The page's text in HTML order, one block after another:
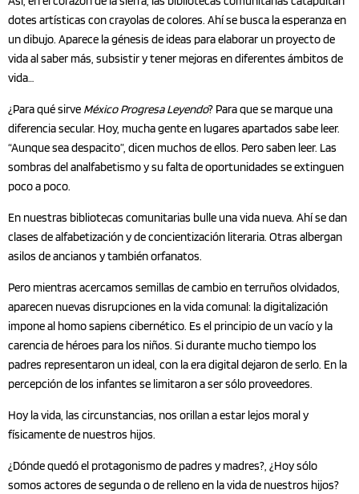
dotes artísticas con crayolas de colores. Ahí se busca la esperanza en
un dibujo. Aparece la génesis de ideas para elaborar un proyecto de
vida al saber más, subsistir y tener mejoras en diferentes ámbitos de
vida…
¿Para qué sirve México Progresa Leyendo? Para que se marque una
diferencia secular. Hoy, mucha gente en lugares apartados sabe leer.
“Aunque sea despacito”, dicen muchos de ellos. Pero saben leer. Las
sombras del analfabetismo y su falta de oportunidades se extinguen
poco a poco.
En nuestras bibliotecas comunitarias bulle una vida nueva. Ahí se dan
clases de alfabetización y de concientización literaria. Otras albergan
asilos de ancianos y también orfanatos.
Pero mientras acercamos semillas de cambio en terruños olvidados,
aparecen nuevas disrupciones en la vida comunal: la digitalización
impone al homo sapiens cibernético. Es el principio de un vacío y la
carencia de héroes para los niños. Si durante mucho tiempo los
padres representaron un ideal, con la era digital dejaron de serlo. En la
percepción de los infantes se limitaron a ser sólo proveedores.
Hoy la vida, las circunstancias, nos orillan a estar lejos moral y
físicamente de nuestros hijos.
¿Dónde quedó el protagonismo de padres y madres?, ¿Hoy sólo
somos actores de segunda o de relleno en la vida de nuestros hijos?